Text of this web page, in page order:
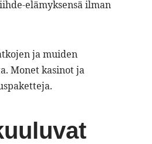
elämyksensä ilman
ja muiden
Monet kasinot ja